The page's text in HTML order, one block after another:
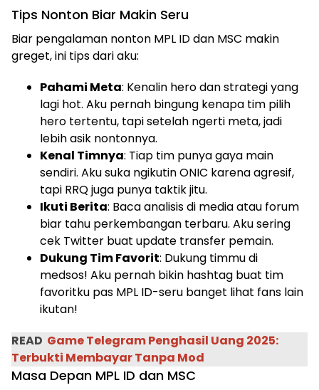
Tips Nonton Biar Makin Seru
Biar pengalaman nonton MPL ID dan MSC makin
greget, ini tips dari aku:
Pahami Meta: Kenalin hero dan strategi yang
lagi hot. Aku pernah bingung kenapa tim pilih
hero tertentu, tapi setelah ngerti meta, jadi
lebih asik nontonnya.
Kenal Timnya: Tiap tim punya gaya main
sendiri. Aku suka ngikutin ONIC karena agresif,
tapi RRQ juga punya taktik jitu.
Ikuti Berita: Baca analisis di media atau forum
biar tahu perkembangan terbaru. Aku sering
cek Twitter buat update transfer pemain.
Dukung Tim Favorit: Dukung timmu di
medsos! Aku pernah bikin hashtag buat tim
favoritku pas MPL ID-seru banget lihat fans lain
ikutan!
READ Game Telegram Penghasil Uang 2025:
Terbukti Membayar Tanpa Mod
Masa Depan MPL ID dan MSC